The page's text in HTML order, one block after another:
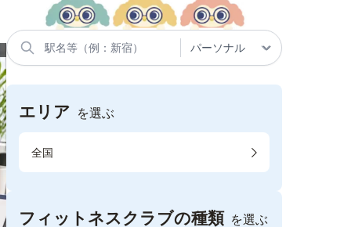
エリア を選ぶ
全国
フィットネスクラブの種類 を選ぶ